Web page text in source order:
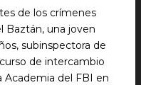
de los crímenes
Baztán, una joven
subinspectora de
de intercambio
Academia del FBI en